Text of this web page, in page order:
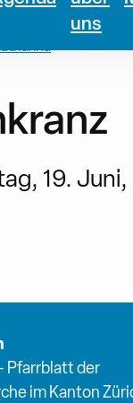
uns
19.
Pfarrblatt der
im Kanton